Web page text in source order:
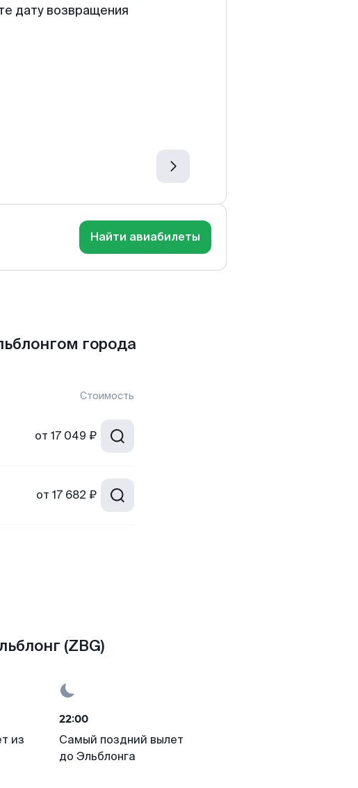
дату возвращения
Найти авиабилеты
города
Стоимость
от 17 049 ₽
от 17 682 ₽
(ZBG)
из
22:00
Самый поздний вылет
до Эльблонга